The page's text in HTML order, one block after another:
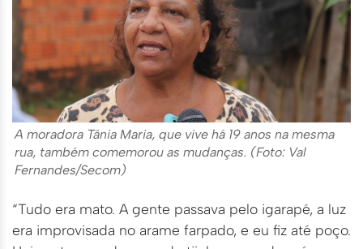
A moradora Tânia Maria, que vive há 19 anos na mesma
rua, também comemorou as mudanças. (Foto: Val
Fernandes/Secom)
“Tudo era mato. A gente passava pelo igarapé, a luz
era improvisada no arame farpado, e eu fiz até poço.